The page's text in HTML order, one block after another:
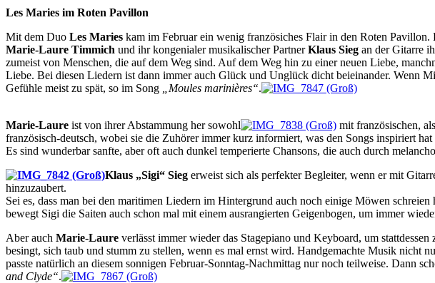
Les Maries im Roten Pavillon
Mit dem Duo Les Maries kam im Februar ein wenig französiches Flair in den Roten Pavillon.
Marie-Laure Timmich und ihr kongenialer musikalischer PartnerKlaus Sieg an der Gitarre
zumeist von Menschen, die auf dem Weg sind. Auf dem Weg hin zu einer neuen Liebe,
Liebe. Bei diesen Liedern ist dann immer auch Glück und Unglück dicht beieinander. Wenn
Gefühle meist zu spät, so im Song
„Moules marinières“.
Marie-Laure ist von ihrer Abstammung her sowohl
mit französischen,
französisch-deutsch, wobei sie die Zuhörer immer kurz informiert, was den Songs inspiriert
Es sind wunderbar sanfte, aber oft auch dunkel temperierte Chansons, die auch durch
Klaus „Sigi“ Sieg erweist sich als perfekter Begleiter, wenn er mit
hinzuzaubert.
Sei es, dass man bei den maritimen Liedern im Hintergrund auch noch einige Möwen
bewegt Sigi die Saiten auch schon mal mit einem ausrangierten Geigenbogen, um immer
Aber auch Marie-Laure verlässt immer wieder das Stagepiano und Keyboard, um
besingt, sich taub und stumm zu stellen, wenn es mal ernst wird. Handgemachte Musik nicht
passte natürlich an diesem sonnigen Februar-Sonntag-Nachmittag nur noch teilweise. Dann
and Clyde“.